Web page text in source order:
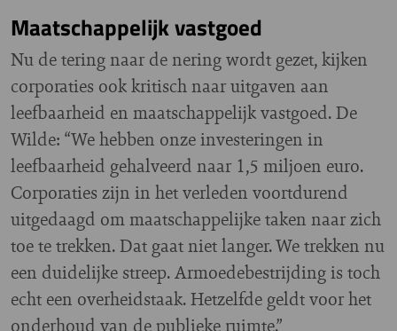
Maatschappelijk vastgoed
Nu de tering naar de nering wordt gezet, kijken
corporaties ook kritisch naar uitgaven aan
leefbaarheid en maatschappelijk vastgoed. De
Wilde: “We hebben onze investeringen in
leefbaarheid gehalveerd naar 1,5 miljoen euro.
Corporaties zijn in het verleden voortdurend
uitgedaagd om maatschappelijke taken naar zich
toe te trekken. Dat gaat niet langer. We trekken nu
een duidelijke streep. Armoedebestrijding is toch
echt een overheidstaak. Hetzelfde geldt voor het
onderhoud van de publieke ruimte.”